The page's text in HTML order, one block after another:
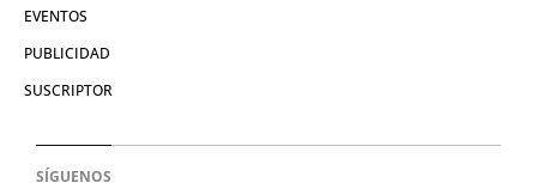
EVENTOS
PUBLICIDAD
SUSCRIPTOR
SÍGUENOS